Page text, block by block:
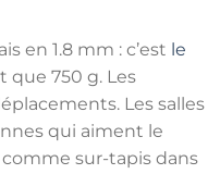
en 1.8 mm : c’est le
que 750 g. Les
Les salles
qui aiment le
comme sur-tapis dans